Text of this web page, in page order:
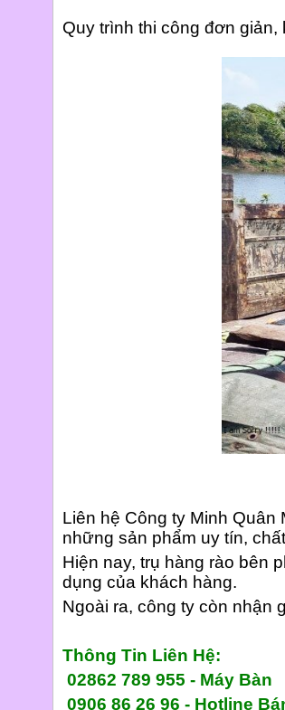
Quy trình thi công đơn
Liên hệ Công ty Minh Quân
những sản phẩm uy tín,
Hiện nay, trụ hàng rào bên
dụng của khách hàng.
Ngoài ra, công ty còn nhận
Thông Tin Liên Hệ:
02862 789 955 - Máy Bàn
0906 86 26 96 - Hotline